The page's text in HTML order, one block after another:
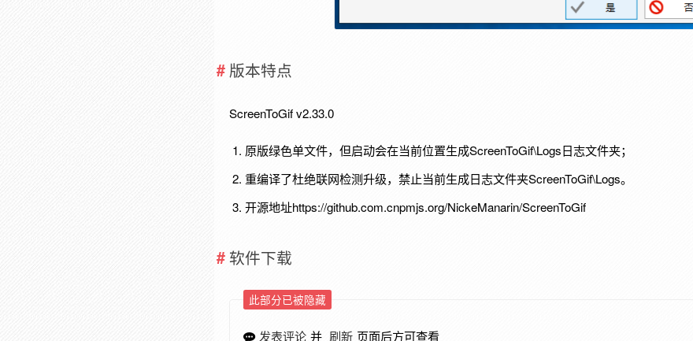
版本特点
ScreenToGif v2.33.0
原版绿色单文件，但启动会在当前位置生成ScreenToGif\Logs日志文件夹；
重编译了杜绝联网检测升级，禁止当前生成日志文件夹ScreenToGif\Logs。
开源地址https://github.com.cnpmjs.org/NickeManarin/ScreenToGif
软件下载
此部分已被隐藏
发表评论 并 刷新 页面后方可查看